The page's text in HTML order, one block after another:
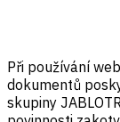
Při používání
dokumentů
skupiny